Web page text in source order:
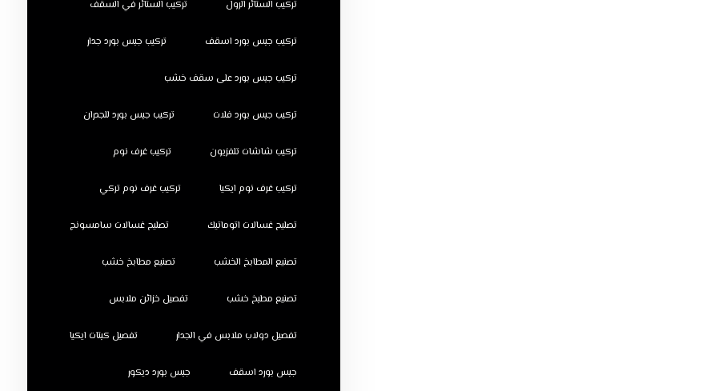
تركيب الستائر الرول تركيب الستائر في السقف
تركيب جبس بورد اسقف تركيب جبس بورد جدار
تركيب جبس بورد على سقف خشب
تركيب جبس بورد فلات تركيب جبس بورد للجدران
تركيب شاشات تلفزيون تركيب غرف نوم
تركيب غرف نوم ايكيا تركيب غرف نوم تركي
تصليح غسالات اتوماتيك تصليح غسالات سامسونج
تصنيع المطابخ الخشب تصنيع مطابخ خشب
تصنيع مطبخ خشب تفصيل خزائن ملابس
تفصيل دولاب ملابس في الجدار تفصيل كبتات ايكيا
جبس بورد اسقف جبس بورد ديكور